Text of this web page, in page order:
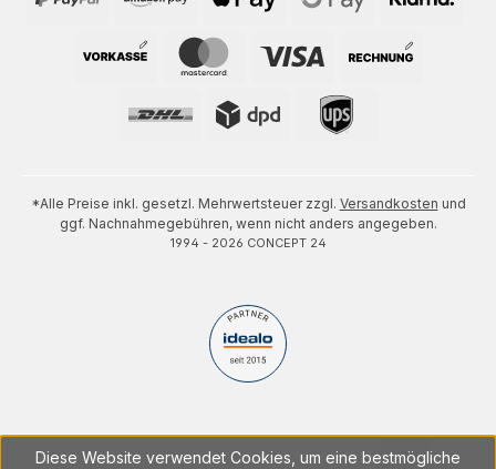
*Alle Preise inkl. gesetzl. Mehrwertsteuer zzgl. Versandkosten und
ggf. Nachnahmegebühren, wenn nicht anders angegeben.
1994 - 2026 CONCEPT 24
Diese Website verwendet Cookies, um eine bestmögliche